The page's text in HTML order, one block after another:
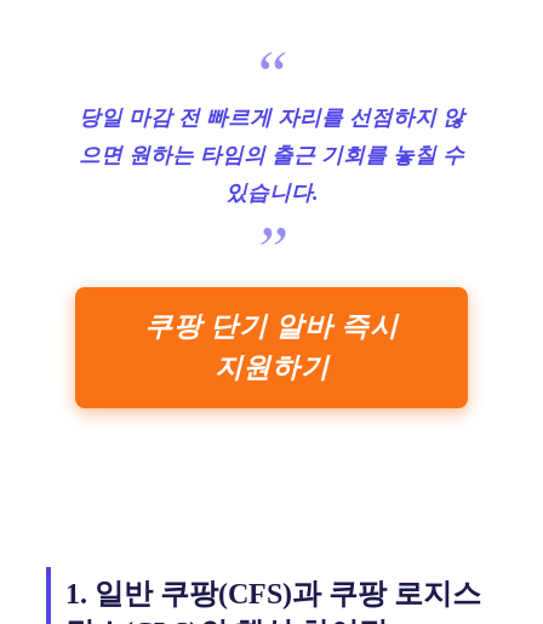
당일 마감 전 빠르게 자리를 선점하지 않
으면 원하는 타임의 출근 기회를 놓칠 수
있습니다.
쿠팡 단기 알바 즉시
지원하기
1. 일반 쿠팡(CFS)과 쿠팡 로지스